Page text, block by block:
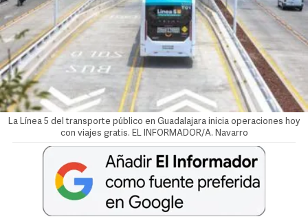
La Línea 5 del transporte público en Guadalajara inicia operaciones hoy
con viajes gratis. EL INFORMADOR/A. Navarro